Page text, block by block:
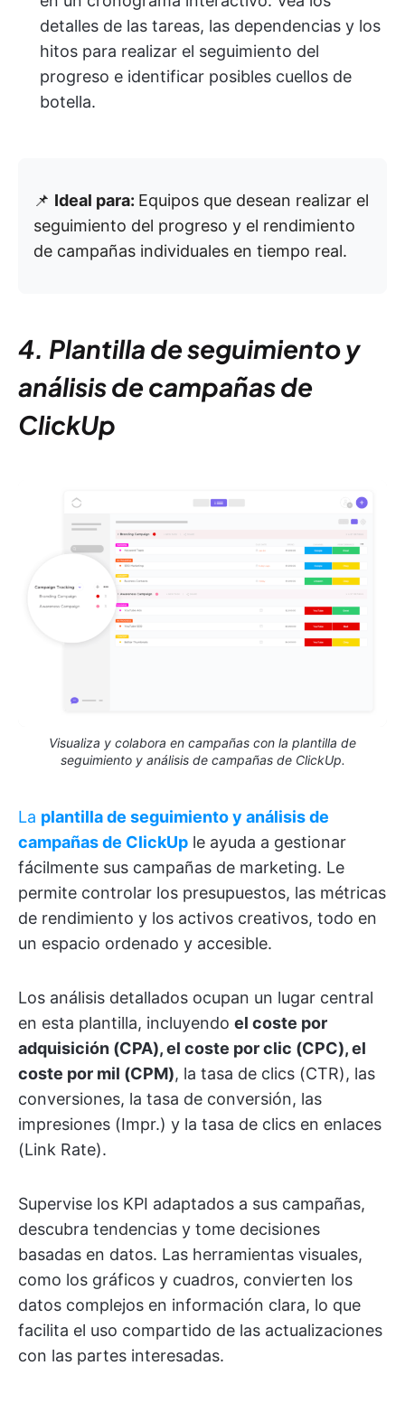
detalles de las tareas, las dependencias y los
hitos para realizar el seguimiento del
progreso e identificar posibles cuellos de
botella.
📌 Ideal para: Equipos que desean realizar el
seguimiento del progreso y el rendimiento
de campañas individuales en tiempo real.
4. Plantilla de seguimiento y
análisis de campañas de
ClickUp
Visualiza y colabora en campañas con la plantilla de
seguimiento y análisis de campañas de ClickUp.
La plantilla de seguimiento y análisis de
campañas de ClickUp le ayuda a gestionar
fácilmente sus campañas de marketing. Le
permite controlar los presupuestos, las métricas
de rendimiento y los activos creativos, todo en
un espacio ordenado y accesible.
Los análisis detallados ocupan un lugar central
en esta plantilla, incluyendo el coste por
adquisición (CPA), el coste por clic (CPC), el
coste por mil (CPM), la tasa de clics (CTR), las
conversiones, la tasa de conversión, las
impresiones (Impr.) y la tasa de clics en enlaces
(Link Rate).
Supervise los KPI adaptados a sus campañas,
descubra tendencias y tome decisiones
basadas en datos. Las herramientas visuales,
como los gráficos y cuadros, convierten los
datos complejos en información clara, lo que
facilita el uso compartido de las actualizaciones
con las partes interesadas.